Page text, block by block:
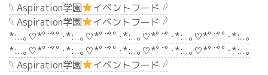
𓆩 Aspiration学園
イベントフード 𓆪
𓆩 Aspiration学園
イベントフード 𓆪
*:..｡♡*ﾟ¨ﾟﾟ･*:..｡♡*ﾟ¨ﾟﾟ･*:..｡♡*ﾟ¨ﾟ･*:..｡♡*ﾟ¨ﾟﾟ･*:..｡
*:..｡♡*ﾟ¨ﾟﾟ･*:..｡♡*ﾟ¨ﾟﾟ･*:..｡♡*ﾟ¨ﾟ･*:..｡♡*ﾟ¨ﾟﾟ･*:..｡
𓆩 Aspiration学園
イベントフード 𓆪